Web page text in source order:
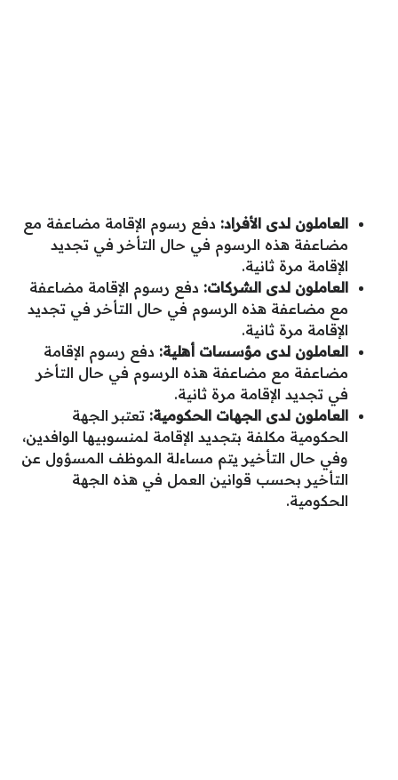
العاملون لدى الأفراد: دفع رسوم الإقامة مضاعفة مع
مضاعفة هذه الرسوم في حال التأخر في تجديد
الإقامة مرة ثانية.
العاملون لدى الشركات: دفع رسوم الإقامة مضاعفة
مع مضاعفة هذه الرسوم في حال التأخر في تجديد
الإقامة مرة ثانية.
العاملون لدى مؤسسات أهلية: دفع رسوم الإقامة
مضاعفة مع مضاعفة هذه الرسوم في حال التأخر
في تجديد الإقامة مرة ثانية.
العاملون لدى الجهات الحكومية: تعتبر الجهة
الحكومية مكلفة بتجديد الإقامة لمنسوبيها الوافدين،
وفي حال التأخير يتم مساءلة الموظف المسؤول عن
التأخير بحسب قوانين العمل في هذه الجهة
الحكومية.